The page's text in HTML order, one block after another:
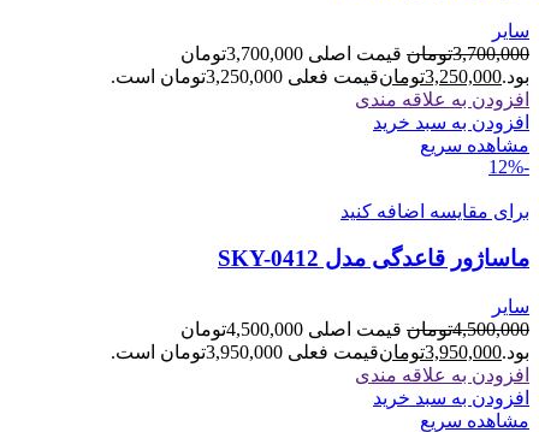
سایر
3,700,000تومان
قیمت اصلی 3,700,000تومان
بود.3,250,000تومانقیمت فعلی 3,250,000تومان است.
افزودن به علاقه مندی
افزودن به سبد خرید
مشاهده سریع
-12%
برای مقایسه اضافه کنید
ماساژور قاعدگی مدل SKY-0412
سایر
4,500,000تومان
قیمت اصلی 4,500,000تومان
بود.3,950,000تومانقیمت فعلی 3,950,000تومان است.
افزودن به علاقه مندی
افزودن به سبد خرید
مشاهده سریع